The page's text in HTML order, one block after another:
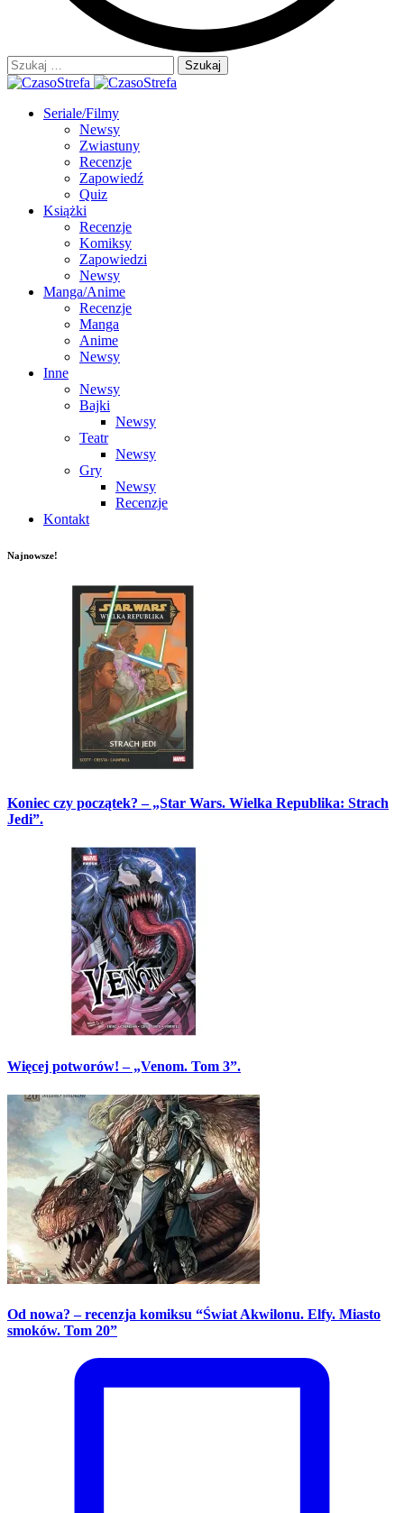
Szukaj:
Seriale/Filmy
Newsy
Zwiastuny
Recenzje
Zapowiedź
Quiz
Książki
Recenzje
Komiksy
Zapowiedzi
Newsy
Manga/Anime
Recenzje
Manga
Anime
Newsy
Inne
Newsy
Bajki
Newsy
Teatr
Newsy
Gry
Newsy
Recenzje
Kontakt
Najnowsze!
Koniec czy początek? – „Star Wars. Wielka Republika: Strach
Jedi”.
Więcej potworów! – „Venom. Tom 3”.
Od nowa? – recenzja komiksu “Świat Akwilonu. Elfy. Miasto
smoków. Tom 20”